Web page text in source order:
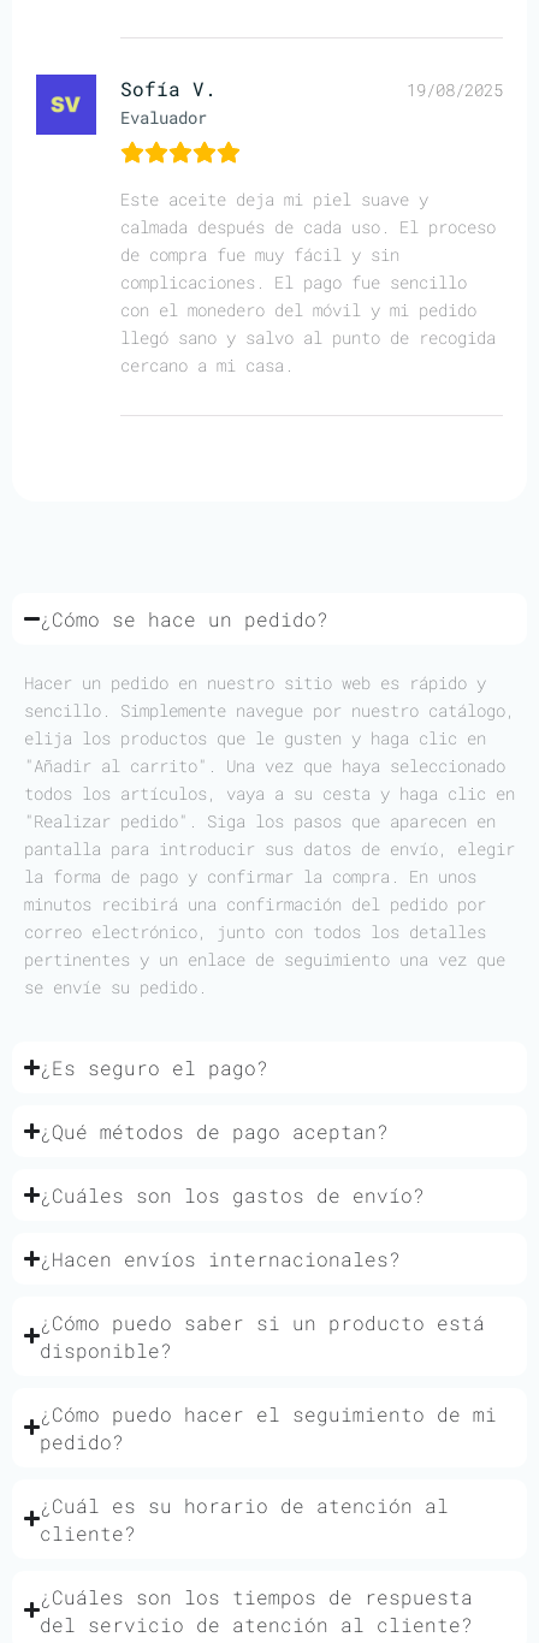
Sofía V.
Evaluador
19/08/2025
Este aceite deja mi piel suave y
calmada después de cada uso. El proceso
de compra fue muy fácil y sin
complicaciones. El pago fue sencillo
con el monedero del móvil y mi pedido
llegó sano y salvo al punto de recogida
cercano a mi casa.
¿Cómo se hace un pedido?
Hacer un pedido en nuestro sitio web es rápido y
sencillo. Simplemente navegue por nuestro catálogo,
elija los productos que le gusten y haga clic en
"Añadir al carrito". Una vez que haya seleccionado
todos los artículos, vaya a su cesta y haga clic en
"Realizar pedido". Siga los pasos que aparecen en
pantalla para introducir sus datos de envío, elegir
la forma de pago y confirmar la compra. En unos
minutos recibirá una confirmación del pedido por
correo electrónico, junto con todos los detalles
pertinentes y un enlace de seguimiento una vez que
se envíe su pedido.
¿Es seguro el pago?
¿Qué métodos de pago aceptan?
¿Cuáles son los gastos de envío?
¿Hacen envíos internacionales?
¿Cómo puedo saber si un producto está
disponible?
¿Cómo puedo hacer el seguimiento de mi
pedido?
¿Cuál es su horario de atención al
cliente?
¿Cuáles son los tiempos de respuesta
del servicio de atención al cliente?